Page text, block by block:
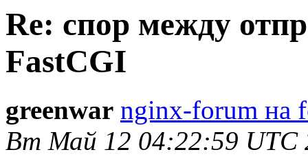
Re: спор между
FastCGI
greenwar nginx-forum на
Вт Май 12 04:22:59 UTC